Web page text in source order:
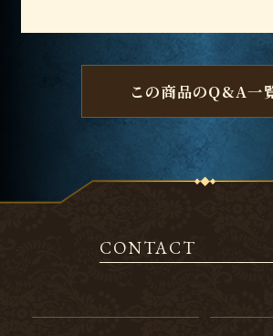
この商品のQ&A一
CONTACT